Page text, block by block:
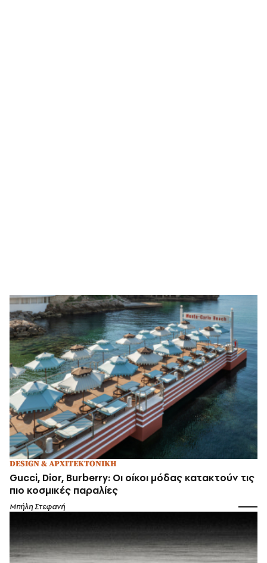
DESIGN & ΑΡΧΙΤΕΚΤΟΝΙΚΗ
Gucci, Dior, Burberry: Οι οίκοι μόδας κατακτούν τις
πιο κοσμικές παραλίες
Μπήλη Στεφανή